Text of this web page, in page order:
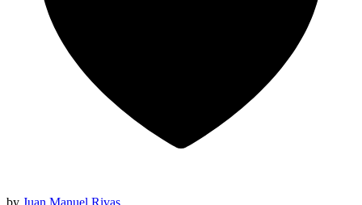
by Juan Manuel Rivas